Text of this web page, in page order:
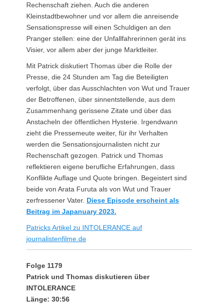
Rechenschaft ziehen. Auch die anderen
Kleinstadtbewohner und vor allem die anreisende
Sensationspresse will einen Schuldigen an den
Pranger stellen: eine der Unfallfahrerinnen gerät ins
Visier, vor allem aber der junge Marktleiter.
Mit Patrick diskutiert Thomas über die Rolle der
Presse, die 24 Stunden am Tag die Beteiligten
verfolgt, über das Ausschlachten von Wut und Trauer
der Betroffenen, über sinnentstellende, aus dem
Zusammenhang gerissene Zitate und über das
Anstacheln der öffentlichen Hysterie. Irgendwann
zieht die Pressemeute weiter, für ihr Verhalten
werden die Sensationsjournalisten nicht zur
Rechenschaft gezogen. Patrick und Thomas
reflektieren eigene berufliche Erfahrungen, dass
Konflikte Auflage und Quote bringen. Begeistert sind
beide von Arata Furuta als von Wut und Trauer
zerfressener Vater. Diese Episode erscheint als
Beitrag im Japanuary 2023.
Patricks Artikel zu INTOLERANCE auf
journalistenfilme.de
Folge 1179
Patrick und Thomas diskutieren über
INTOLERANCE
Länge: 30:56